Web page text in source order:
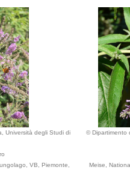
Università degli Studi di
VB, Piemonte,
© Dipartimento
Meise,